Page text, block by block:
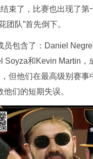
束了，比赛也出现了第
团队”首先倒下。
员包含了：Daniel
Soyza和Kevin Martin，
但他们在最高级别赛事
们的短期失误。